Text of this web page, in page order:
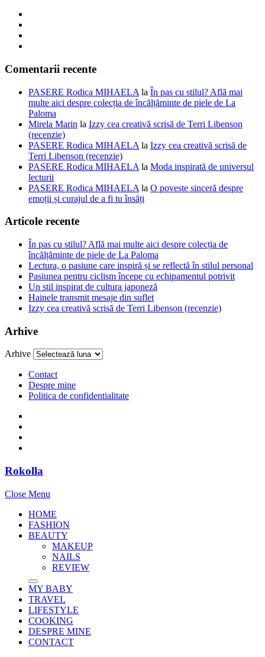
Comentarii recente
PASERE Rodica MIHAELA la În pas cu stilul? Află mai
multe aici despre colecția de încălțăminte de piele de La
Paloma
Mirela Marin la Izzy cea creativă scrisă de Terri Libenson
(recenzie)
PASERE Rodica MIHAELA la Izzy cea creativă scrisă de
Terri Libenson (recenzie)
PASERE Rodica MIHAELA la Moda inspirată de universul
lecturii
PASERE Rodica MIHAELA la O poveste sinceră despre
emoții și curajul de a fi tu însăți
Articole recente
În pas cu stilul? Află mai multe aici despre colecția de
încălțăminte de piele de La Paloma
Lectura, o pasiune care inspiră și se reflectă în stilul personal
Pasiunea pentru ciclism începe cu echipamentul potrivit
Un stil inspirat de cultura japoneză
Hainele transmit mesaje din suflet
Izzy cea creativă scrisă de Terri Libenson (recenzie)
Arhive
Arhive
Contact
Despre mine
Politica de confidentialitate
Rokolla
Close Menu
HOME
FASHION
BEAUTY
MAKEUP
NAILS
REVIEW
MY BABY
TRAVEL
LIFESTYLE
COOKING
DESPRE MINE
CONTACT